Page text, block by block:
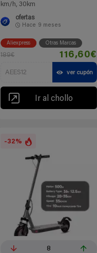
km/h, 30km
ofertas
Hace 9 meses
Aliexpress Otras Marcas
189€ 116,60€
AEES12 ver cupón
Ir al chollo
-32%
8